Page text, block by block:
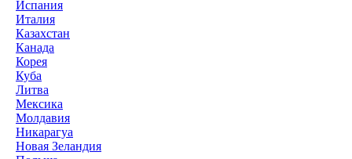
Испания
Италия
Казахстан
Канада
Корея
Куба
Литва
Мексика
Молдавия
Никарагуа
Новая Зеландия